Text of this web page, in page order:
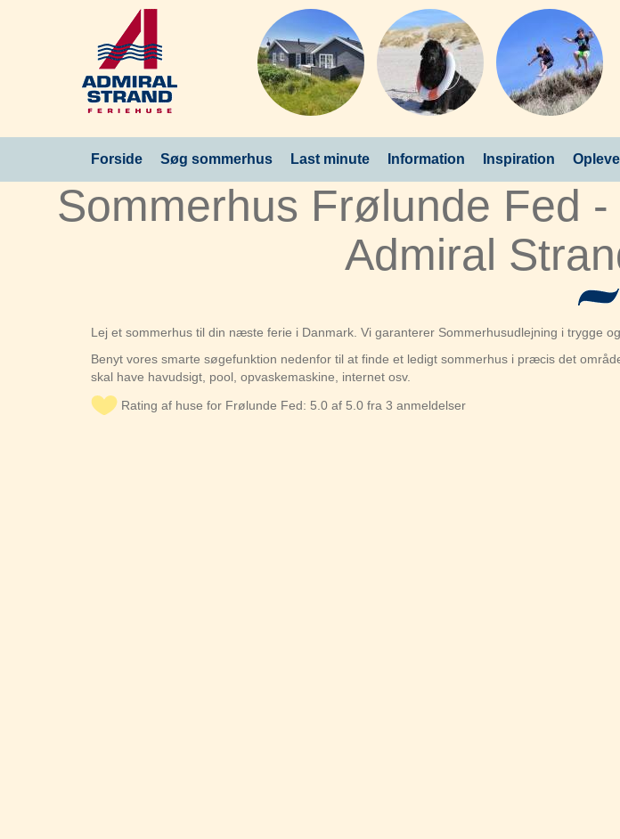
Forside Søg sommerhus Last minute Information Inspiration
Sommerhus Frølunde Fed
Admiral
Lej et sommerhus til din næste ferie i Danmark. Vi garanterer Sommerhusudlejning i trygge
Benyt vores smarte søgefunktion nedenfor til at finde et ledigt sommerhus i præcis det
skal have havudsigt, pool, opvaskemaskine, internet osv.
Rating af huse for Frølunde Fed: 5.0 af 5.0 fra 3 anmeldelser